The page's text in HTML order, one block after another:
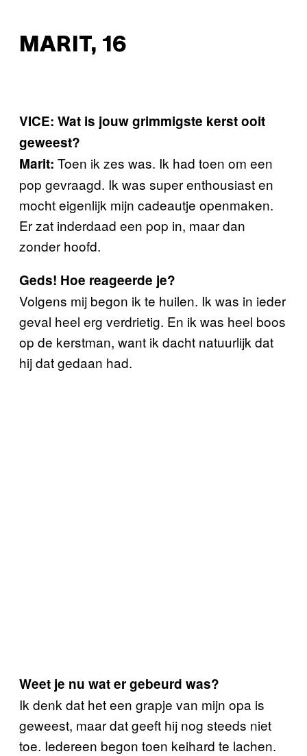
MARIT, 16
VICE: Wat is jouw grimmigste kerst ooit
geweest?
Marit: Toen ik zes was. Ik had toen om een
pop gevraagd. Ik was super enthousiast en
mocht eigenlijk mijn cadeautje openmaken.
Er zat inderdaad een pop in, maar dan
zonder hoofd.
Geds! Hoe reageerde je?
Volgens mij begon ik te huilen. Ik was in ieder
geval heel erg verdrietig. En ik was heel boos
op de kerstman, want ik dacht natuurlijk dat
hij dat gedaan had.
Weet je nu wat er gebeurd was?
Ik denk dat het een grapje van mijn opa is
geweest, maar dat geeft hij nog steeds niet
toe. Iedereen begon toen keihard te lachen.